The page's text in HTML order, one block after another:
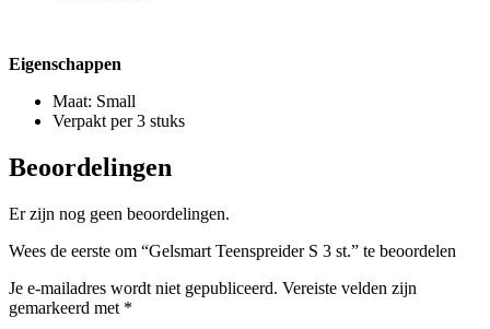
Eigenschappen
Maat: Small
Verpakt per 3 stuks
Beoordelingen
Er zijn nog geen beoordelingen.
Wees de eerste om “Gelsmart Teenspreider S 3 st.” te beoordelen
Je e-mailadres wordt niet gepubliceerd. Vereiste velden zijn
gemarkeerd met *